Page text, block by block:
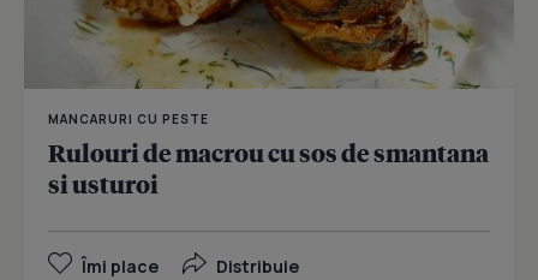
MANCARURI CU PESTE
Rulouri de macrou cu sos de smantana
si usturoi
Îmi place Distribuie